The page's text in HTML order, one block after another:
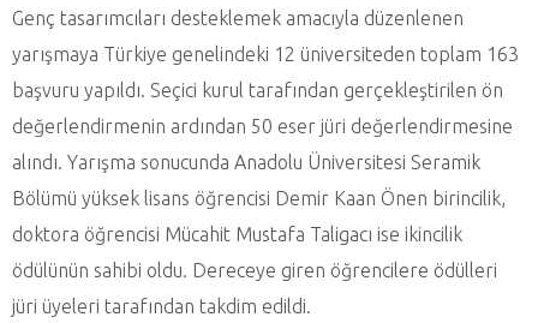
Genç tasarımcıları desteklemek amacıyla düzenlenen
yarışmaya Türkiye genelindeki 12 üniversiteden toplam 163
başvuru yapıldı. Seçici kurul tarafından gerçekleştirilen ön
değerlendirmenin ardından 50 eser jüri değerlendirmesine
alındı. Yarışma sonucunda Anadolu Üniversitesi Seramik
Bölümü yüksek lisans öğrencisi Demir Kaan Önen birincilik,
doktora öğrencisi Mücahit Mustafa Taligacı ise ikincilik
ödülünün sahibi oldu. Dereceye giren öğrencilere ödülleri
jüri üyeleri tarafından takdim edildi.